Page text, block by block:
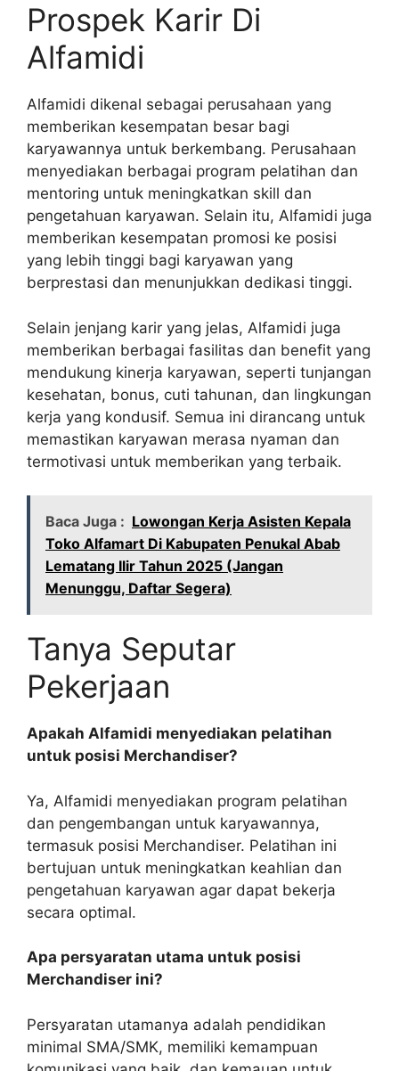
Prospek Karir Di
Alfamidi
Alfamidi dikenal sebagai perusahaan yang
memberikan kesempatan besar bagi
karyawannya untuk berkembang. Perusahaan
menyediakan berbagai program pelatihan dan
mentoring untuk meningkatkan skill dan
pengetahuan karyawan. Selain itu, Alfamidi juga
memberikan kesempatan promosi ke posisi
yang lebih tinggi bagi karyawan yang
berprestasi dan menunjukkan dedikasi tinggi.
Selain jenjang karir yang jelas, Alfamidi juga
memberikan berbagai fasilitas dan benefit yang
mendukung kinerja karyawan, seperti tunjangan
kesehatan, bonus, cuti tahunan, dan lingkungan
kerja yang kondusif. Semua ini dirancang untuk
memastikan karyawan merasa nyaman dan
termotivasi untuk memberikan yang terbaik.
Baca Juga : Lowongan Kerja Asisten Kepala
Toko Alfamart Di Kabupaten Penukal Abab
Lematang Ilir Tahun 2025 (Jangan
Menunggu, Daftar Segera)
Tanya Seputar
Pekerjaan
Apakah Alfamidi menyediakan pelatihan
untuk posisi Merchandiser?
Ya, Alfamidi menyediakan program pelatihan
dan pengembangan untuk karyawannya,
termasuk posisi Merchandiser. Pelatihan ini
bertujuan untuk meningkatkan keahlian dan
pengetahuan karyawan agar dapat bekerja
secara optimal.
Apa persyaratan utama untuk posisi
Merchandiser ini?
Persyaratan utamanya adalah pendidikan
minimal SMA/SMK, memiliki kemampuan